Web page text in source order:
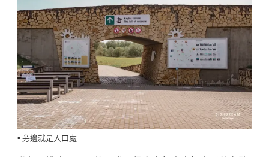
▪️ 旁邊就是入口處